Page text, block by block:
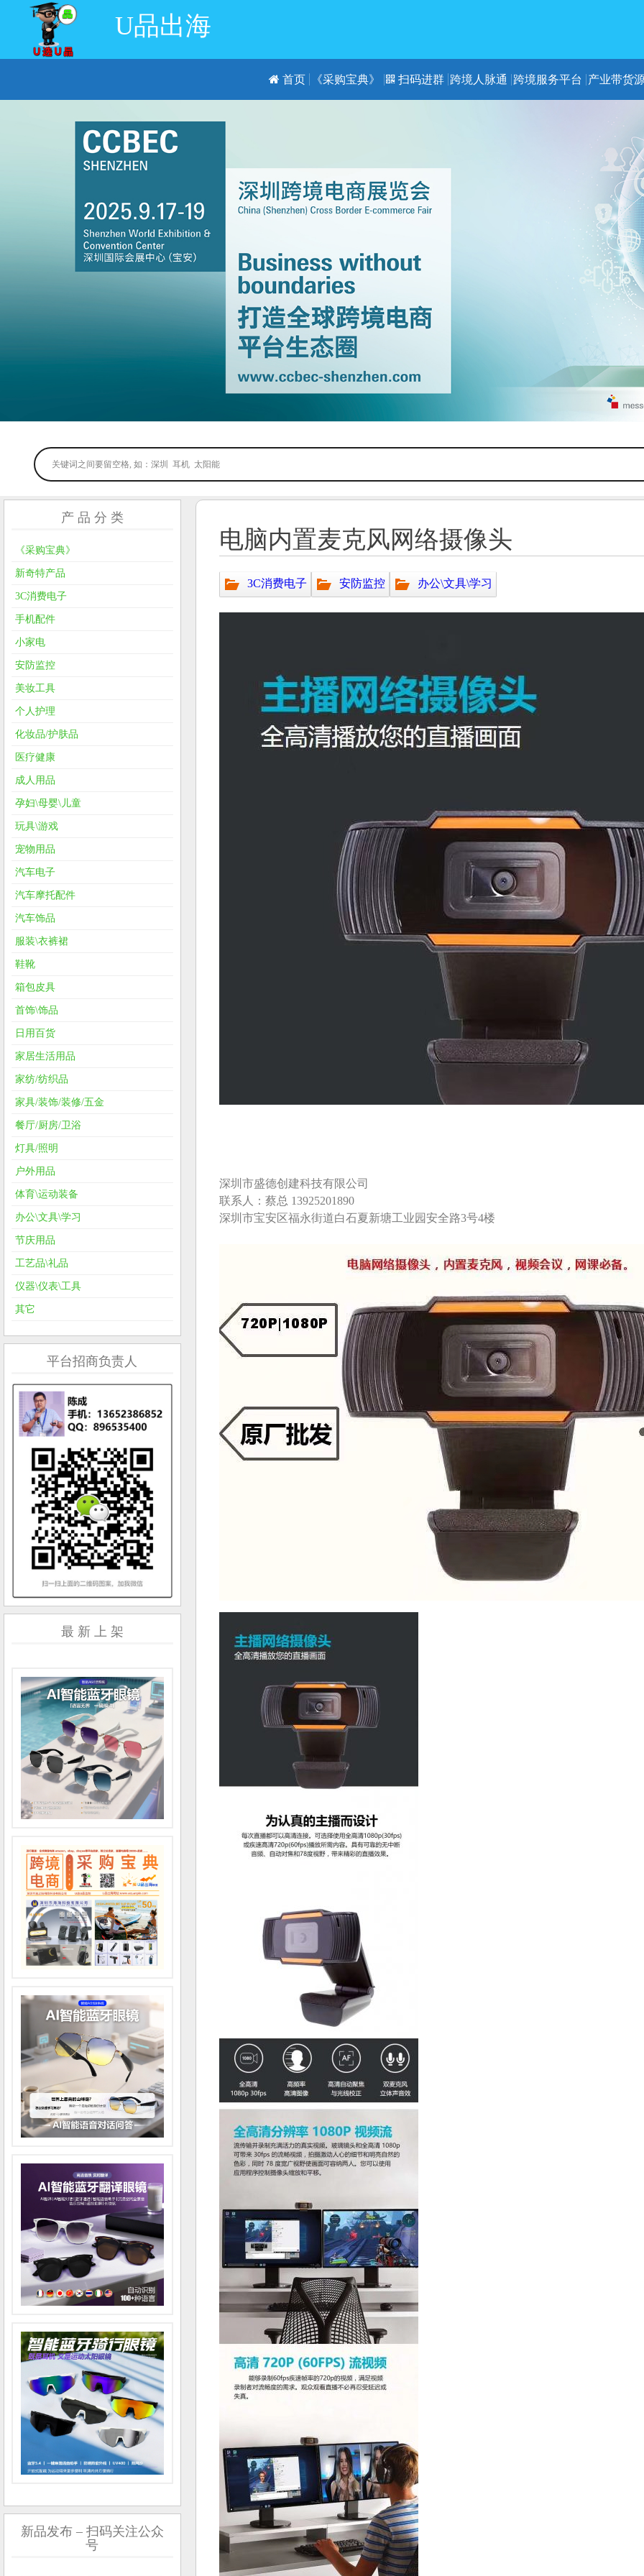
U品出海
首页 《采购宝典》 扫码进群 跨境人脉通 跨境服务平台 产业带货
电脑内置麦克风网络摄像头
3C消费电子 安防监控 办公\文具\学习
深圳市盛德创建科技有限公司
联系人：蔡总 13925201890
深圳市宝安区福永街道白石夏新塘工业园安全路3号4楼
产 品 分 类
《采购宝典》
新奇特产品
3C消费电子
手机配件
小家电
安防监控
美妆工具
个人护理
化妆品/护肤品
医疗健康
成人用品
孕妇\母婴\儿童
玩具\游戏
宠物用品
汽车电子
汽车摩托配件
汽车饰品
服装\衣裤裙
鞋靴
箱包皮具
首饰\饰品
日用百货
家居生活用品
家纺/纺织品
家具/装饰/装修/五金
餐厅/厨房/卫浴
灯具/照明
户外用品
体育\运动装备
办公\文具\学习
节庆用品
工艺品\礼品
仪器\仪表\工具
其它
平台招商负责人
最 新 上 架
新品发布 – 扫码关注公众
号